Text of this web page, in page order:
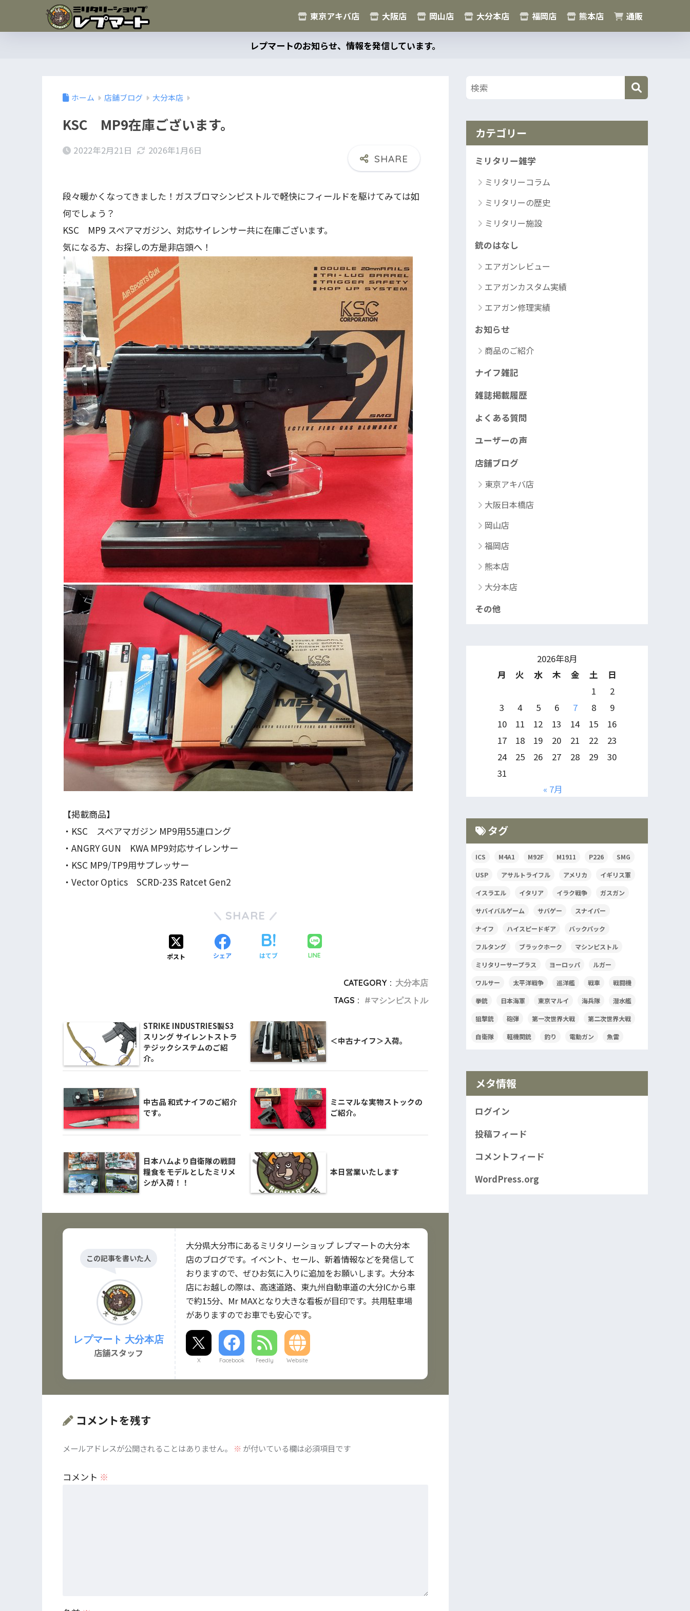
東京アキバ店 大阪店 岡山店 大分本店 福岡店 熊本店 通販
レプマートのお知らせ、情報を発信しています。
ホーム 店舗ブログ 大分本店
KSC MP9在庫ございます。
2022年2月21日 2026年1月6日
段々暖かくなってきました！ガスブロマシンピストルで軽快にフィールドを駆けてみては如
何でしょう？
KSC MP9 スペアマガジン、対応サイレンサー共に在庫ございます。
気になる方、お探しの方是非店頭へ！
【掲載商品】
・KSC スペアマガジン MP9用55連ロング
・ANGRY GUN KWA MP9対応サイレンサー
・KSC MP9/TP9用サプレッサー
・Vector Optics SCRD-23S Ratcet Gen2
SHARE
ポスト シェア はてブ LINE
CATEGORY : 大分本店
TAGS :
マシンピストル
STRIKE INDUSTRIES製S3
スリング サイレントストラ
テジックシステムのご紹
介。
＜中古ナイフ＞入荷。
中古品 和式ナイフのご紹介
です。
ミニマルな実物ストックの
ご紹介。
日本ハムより自衛隊の戦闘
糧食をモデルとしたミリメ
シが入荷！！
本日営業いたします
この記事を書いた人
レプマート 大分本店
店舗スタッフ
大分県大分市にあるミリタリーショップ レプマートの大分本
店のブログです。イベント、セール、新着情報などを発信して
おりますので、ぜひお気に入りに追加をお願いします。大分本
店にお越しの際は、高速道路、東九州自動車道の大分ICから車
で約15分、Mr MAXとなり大きな看板が目印です。共用駐車場
がありますのでお車でも安心です。
X Facebook Feedly Website
コメントを残す
メールアドレスが公開されることはありません。 ※ が付いている欄は必須項目です
コメント ※
カテゴリー
ミリタリー雑学
ミリタリーコラム
ミリタリーの歴史
ミリタリー施設
銃のはなし
エアガンレビュー
エアガンカスタム実績
エアガン修理実績
お知らせ
商品のご紹介
ナイフ雑記
雑誌掲載履歴
よくある質問
ユーザーの声
店舗ブログ
東京アキバ店
大阪日本橋店
岡山店
福岡店
熊本店
大分本店
その他
2026年8月
月
火 水 木 金 土
日
1
2
3
4 5 6 7 8
9
10
11 12 13 14 15
16
17
18 19 20 21 22
23
24
25 26 27 28 29
30
31
« 7月
タグ
ICS M4A1 M92F M1911 P226 SMG
USP アサルトライフル アメリカ イギリス軍
イスラエル イタリア イラク戦争 ガスガン
サバイバルゲーム サバゲー スナイパー
ナイフ ハイスピードギア バックパック
フルタング ブラックホーク マシンピストル
ミリタリーサープラス ヨーロッパ ルガー
ワルサー 太平洋戦争 巡洋艦 戦車 戦闘機
拳銃 日本海軍 東京マルイ 海兵隊 潜水艦
狙撃銃 砲弾 第一次世界大戦 第二次世界大戦
自衛隊 軽機関銃 釣り 電動ガン 魚雷
メタ情報
ログイン
投稿フィード
コメントフィード
WordPress.org